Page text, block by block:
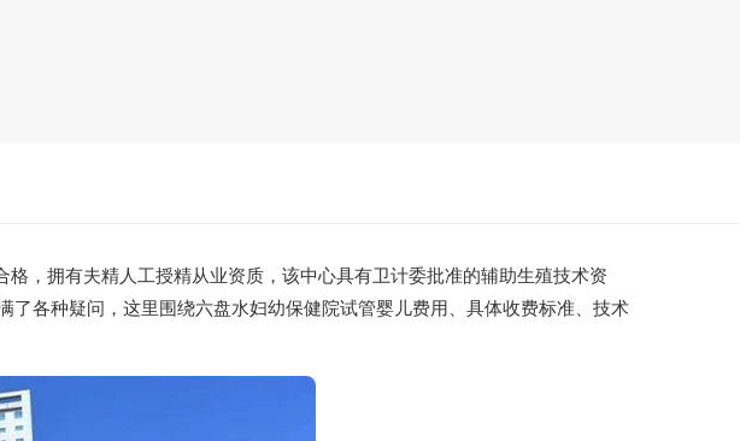
，拥有夫精人工授精从业资质，该中心具有卫计委批准的辅助生殖技术资
各种疑问，这里围绕六盘水妇幼保健院试管婴儿费用、具体收费标准、技术